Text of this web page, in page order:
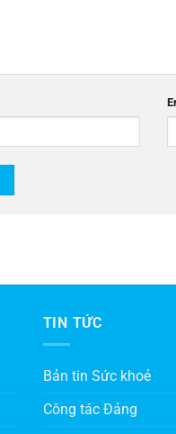
TIN TỨC
Bản tin Sức khoẻ
Công tác Đảng